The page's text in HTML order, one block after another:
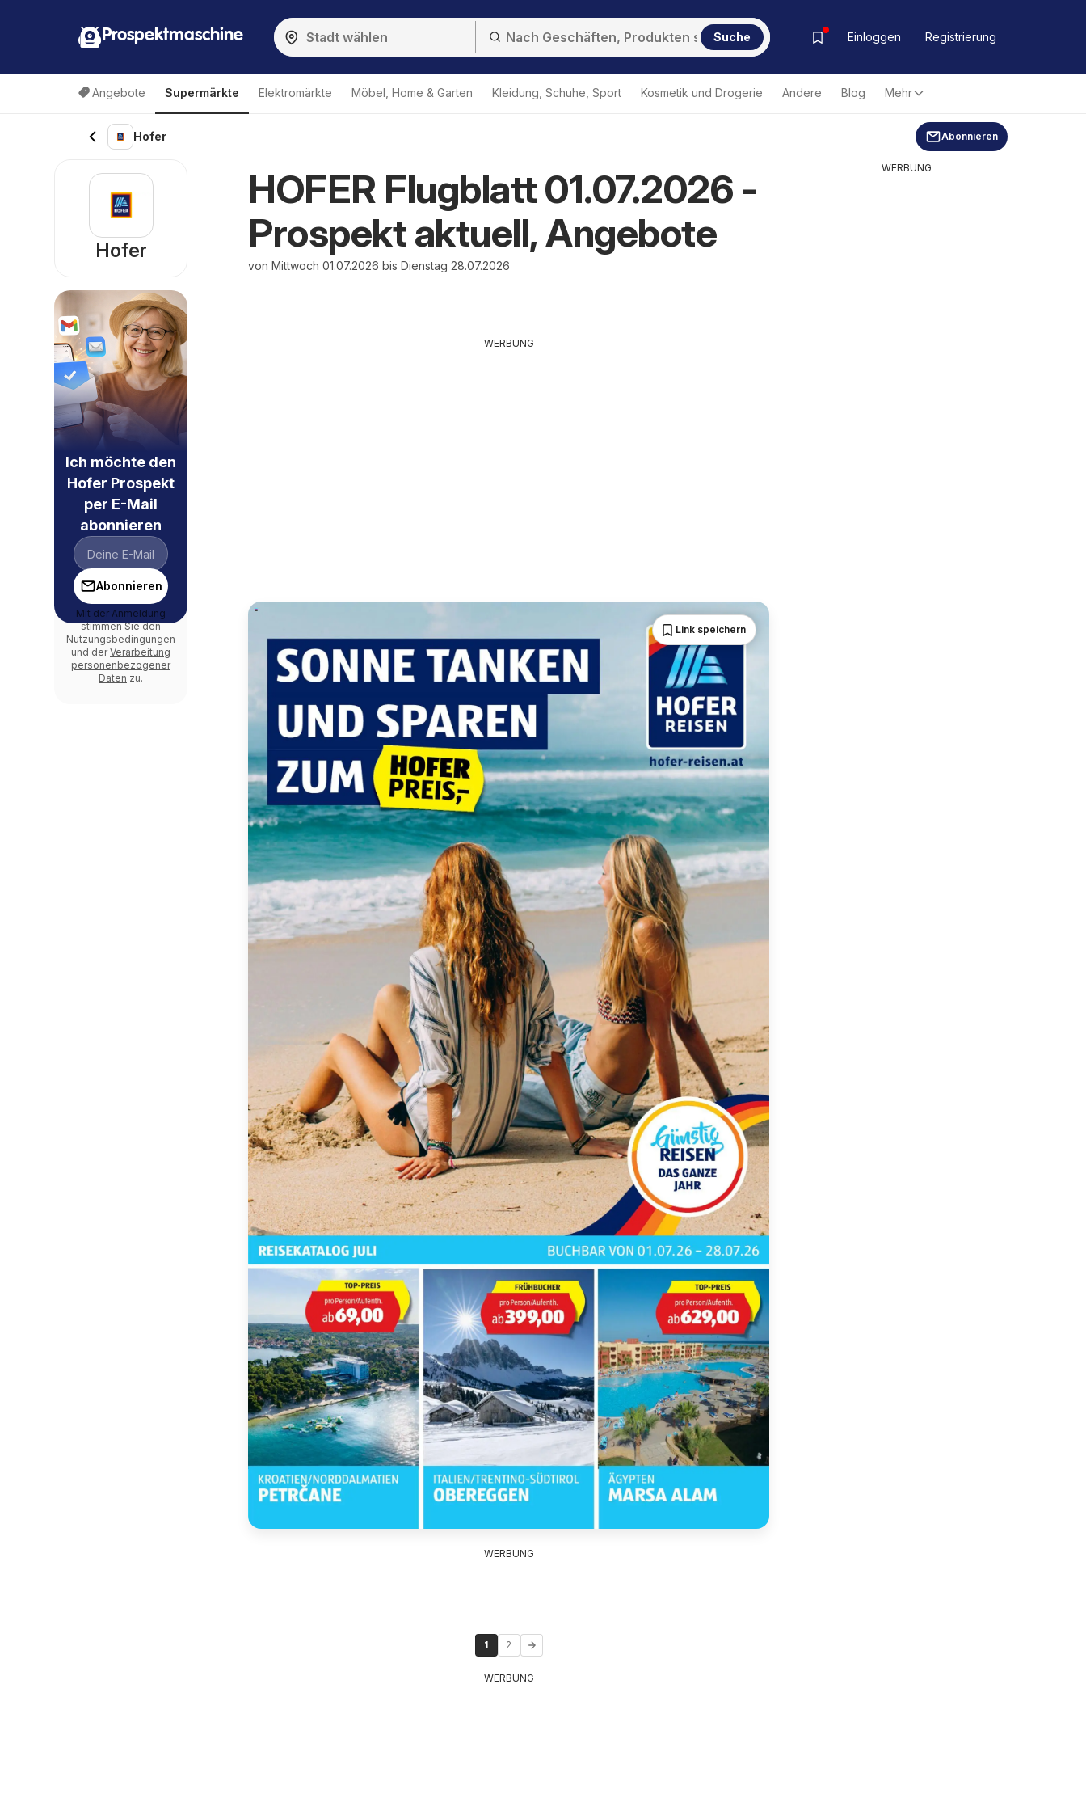
Prospektmaschine Suche Einloggen Registrierung
Angebote Supermärkte Elektromärkte Möbel, Home & Garten Kleidung, Schuhe, Sport Kosmetik und Drogerie Andere Blog Mehr
Hofer Abonnieren
HOFER Flugblatt 01.07.2026 -
Prospekt aktuell, Angebote
von Mittwoch 01.07.2026 bis Dienstag 28.07.2026
WERBUNG
Link speichern
WERBUNG
1 2
WERBUNG
Hofer
Ich möchte den
Hofer Prospekt
per E-Mail
abonnieren
Abonnieren
Mit der Anmeldung
stimmen Sie den
Nutzungsbedingungen
und derVerarbeitung
personenbezogener
Daten zu.
WERBUNG